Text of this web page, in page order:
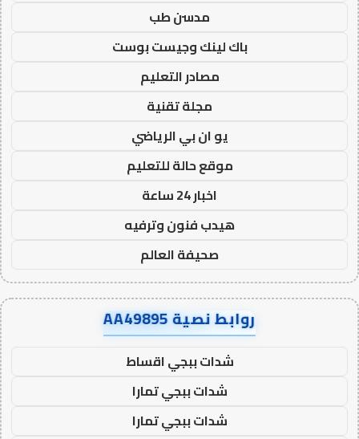
مدسن طب
باك لينك وجيست بوست
مصادر التعليم
مجلة تقنية
يو ان بي الرياضي
موقع حالة للتعليم
اخبار 24 ساعة
هيدب فنون وترفيه
صحيفة العالم
روابط نصية AA49895
شدات ببجي اقساط
شدات ببجي تمارا
شدات ببجي تمارا